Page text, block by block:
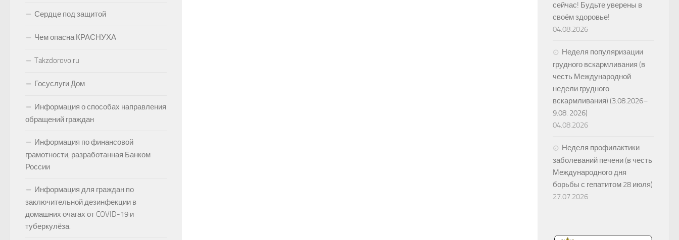
Сердце под защитой
Чем опасна КРАСНУХА
Takzdorovo.ru
Госуслуги.Дом
Информация о способах направления
обращений граждан
Информация по финансовой
грамотности, разработанная Банком
России
Информация для граждан по
заключительной дезинфекции в
домашних очагах от COVID-19 и
туберкулёза.
сейчас! Будьте уверены в
своём здоровье!
04.08.2026
Неделя популяризации
грудного вскармливания (в
честь Международной
недели грудного
вскармливания) (3.08.2026–
9.08. 2026)
04.08.2026
Неделя профилактики
заболеваний печени (в честь
Международного дня
борьбы с гепатитом 28 июля)
27.07.2026